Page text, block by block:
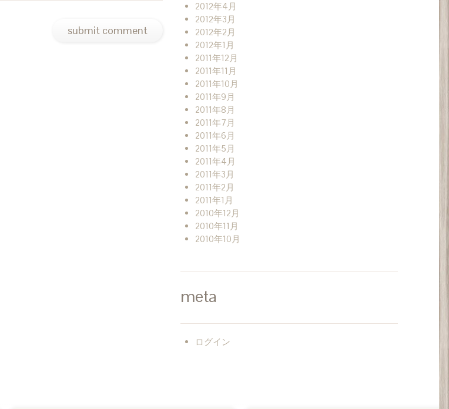
2012年4月
2012年3月
2012年2月
2012年1月
2011年12月
2011年11月
2011年10月
2011年9月
2011年8月
2011年7月
2011年6月
2011年5月
2011年4月
2011年3月
2011年2月
2011年1月
2010年12月
2010年11月
2010年10月
meta
ログイン